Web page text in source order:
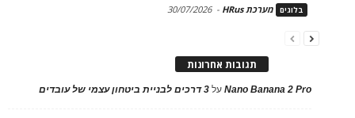
בלוגים מערכת HRus -
30/07/2026
תגובות אחרונות
Nano Banana 2 Proעל 3 דרכים לבניית ביטחון עצמי של עובדים